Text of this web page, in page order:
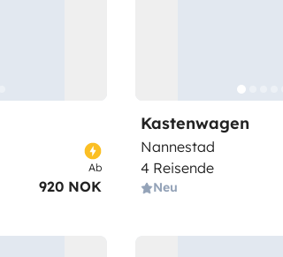
Ab
920 NOK
Kastenwagen
Nannestad
4 Reisende
Neu